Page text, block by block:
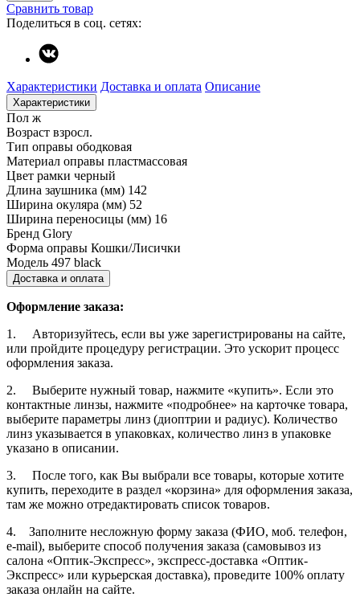
Сравнить товар
Поделиться в соц. сетях:
Характеристики Доставка и оплата Описание
Характеристики
Пол ж
Возраст взросл.
Тип оправы ободковая
Материал оправы пластмассовая
Цвет рамки черный
Длина заушника (мм) 142
Ширина окуляра (мм) 52
Ширина переносицы (мм) 16
Бренд Glory
Форма оправы Кошки/Лисички
Модель 497 black
Доставка и оплата
Оформление заказа:
1. Авторизуйтесь, если вы уже зарегистрированы на сайте,
или пройдите процедуру регистрации. Это ускорит процесс
оформления заказа.
2. Выберите нужный товар, нажмите «купить». Если это
контактные линзы, нажмите «подробнее» на карточке товара,
выберите параметры линз (диоптрии и радиус). Количество
линз указывается в упаковках, количество линз в упаковке
указано в описании.
3. После того, как Вы выбрали все товары, которые хотите
купить, переходите в раздел «корзина» для оформления заказа,
там же можно отредактировать список товаров.
4. Заполните несложную форму заказа (ФИО, моб. телефон,
e-mail), выберите способ получения заказа (самовывоз из
салона «Оптик-Экспресс», экспресс-доставка «Оптик-
Экспресс» или курьерская доставка), проведите 100% оплату
заказа онлайн на сайте.